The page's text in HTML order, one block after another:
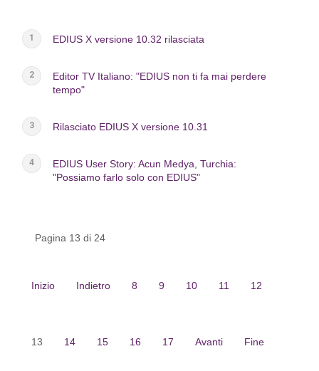
EDIUS X versione 10.32 rilasciata
Editor TV Italiano: "EDIUS non ti fa mai perdere
tempo"
Rilasciato EDIUS X versione 10.31
EDIUS User Story: Acun Medya, Turchia:
"Possiamo farlo solo con EDIUS"
Pagina 13 di 24
Inizio Indietro 8 9 10 11 12
13 14 15 16 17 Avanti Fine